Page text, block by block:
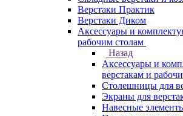
Верстаки Практик
Верстаки Диком
Аксессуары и
рабочим столам
Назад
Аксессуары и
верстакам и
Столешницы для
Экраны для
Навесные